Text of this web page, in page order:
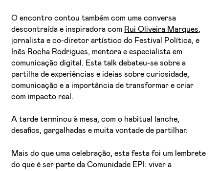
O encontro contou também com uma conversa
descontraída e inspiradora com Rui Oliveira Marques,
jornalista e co-diretor artístico do Festival Política, e
Inês Rocha Rodrigues, mentora e especialista em
comunicação digital. Esta talk debateu-se sobre a
partilha de experiências e ideias sobre curiosidade,
comunicação e a importância de transformar e criar
com impacto real.
A tarde terminou à mesa, com o habitual lanche,
desafios, gargalhadas e muita vontade de partilhar.
Mais do que uma celebração, esta festa foi um lembrete
do que é ser parte da Comunidade EPI: viver a